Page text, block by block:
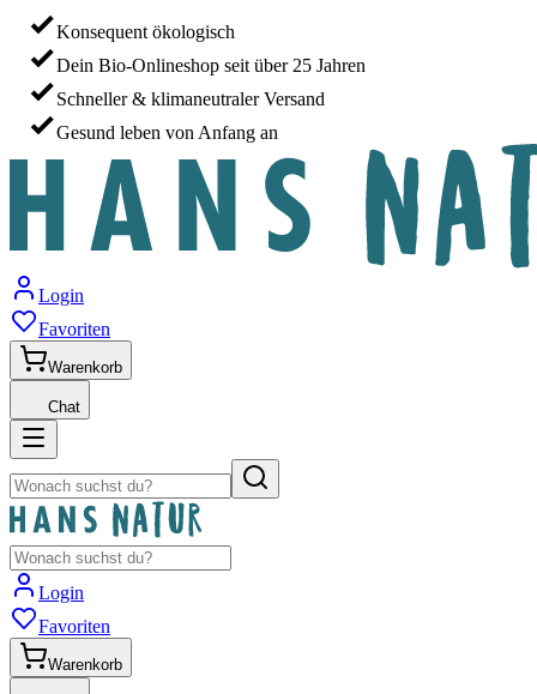
Konsequent ökologisch
Dein Bio-Onlineshop seit über 25 Jahren
Schneller & klimaneutraler Versand
Gesund leben von Anfang an
Login
Favoriten
Warenkorb
Chat
Login
Favoriten
Warenkorb